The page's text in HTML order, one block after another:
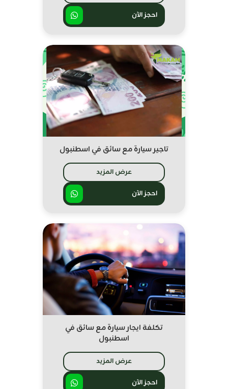
احجز الآن
تاجير سيارة مع سائق في اسطنبول
عرض المزيد
احجز الآن
تكلفة ايجار سيارة مع سائق في
اسطنبول
عرض المزيد
احجز الآن